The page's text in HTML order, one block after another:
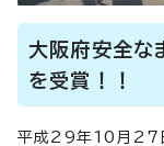
大阪府安全な
を受賞！！
平成29年10月27日